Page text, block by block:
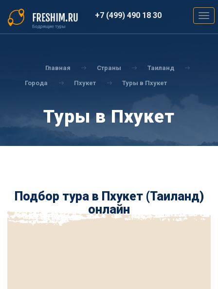
основному
содержанию
+7 (499) 490 18 30
Главная Страны Таиланд
Города Пхукет Туры в Пхукет
Туры в Пхукет
Подбор тура в Пхукет (Таиланд)
онлайн